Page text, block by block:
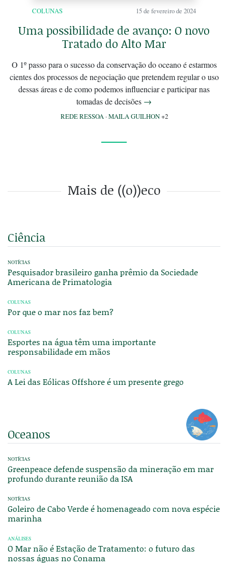
COLUNAS 15 de fevereiro de 2024
Uma possibilidade de avanço: O novo
Tratado do Alto Mar
O 1º passo para o sucesso da conservação do oceano é estarmos
cientes dos processos de negociação que pretendem regular o uso
dessas áreas e de como podemos influenciar e participar nas
tomadas de decisões →
REDE RESSOA·MAILA GUILHON+2
Mais de ((o))eco
Ciência
NOTÍCIAS
Pesquisador brasileiro ganha prêmio da Sociedade
Americana de Primatologia
COLUNAS
Por que o mar nos faz bem?
COLUNAS
Esportes na água têm uma importante
responsabilidade em mãos
COLUNAS
A Lei das Eólicas Offshore é um presente grego
Oceanos
NOTÍCIAS
Greenpeace defende suspensão da mineração em mar
profundo durante reunião da ISA
NOTÍCIAS
Goleiro de Cabo Verde é homenageado com nova espécie
marinha
ANÁLISES
O Mar não é Estação de Tratamento: o futuro das
nossas águas no Conama